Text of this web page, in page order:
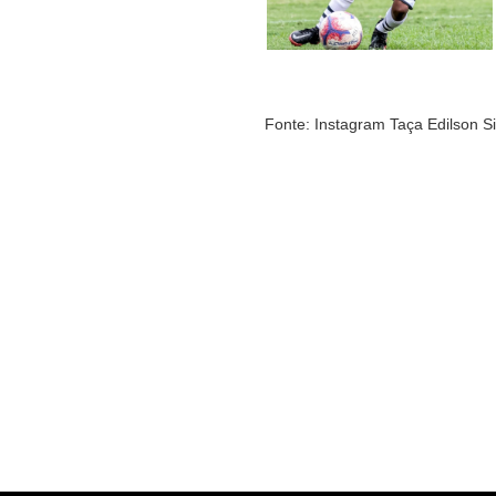
Fonte: Instagram Taça Edilson